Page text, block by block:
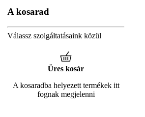
A kosarad
Válassz szolgáltatásaink közül
Üres kosár
A kosaradba helyezett termékek itt
fognak megjelenni